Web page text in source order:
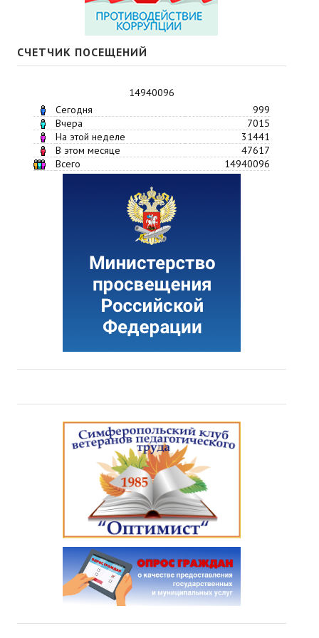
СЧЕТЧИК ПОСЕЩЕНИЙ
14940096
Сегодня
999
Вчера
7015
На этой неделе
31441
В этом месяце
47617
Всего
14940096